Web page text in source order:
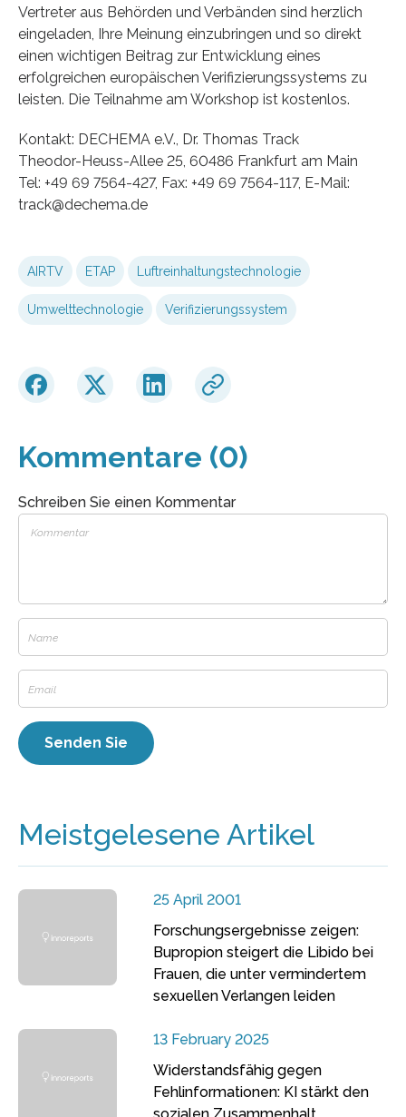
Vertreter aus Behörden und Verbänden sind herzlich
eingeladen, Ihre Meinung einzubringen und so direkt
einen wichtigen Beitrag zur Entwicklung eines
erfolgreichen europäischen Verifizierungssystems zu
leisten. Die Teilnahme am Workshop ist kostenlos.
Kontakt: DECHEMA e.V., Dr. Thomas Track
Theodor-Heuss-Allee 25, 60486 Frankfurt am Main
Tel: +49 69 7564-427, Fax: +49 69 7564-117, E-Mail:
track@dechema.de
AIRTV ETAP Luftreinhaltungstechnologie
Umwelttechnologie Verifizierungssystem
Kommentare (0)
Schreiben Sie einen Kommentar
Meistgelesene Artikel
25 April 2001
Forschungsergebnisse zeigen:
Bupropion steigert die Libido bei
Frauen, die unter vermindertem
sexuellen Verlangen leiden
13 February 2025
Widerstandsfähig gegen
Fehlinformationen: KI stärkt den
sozialen Zusammenhalt